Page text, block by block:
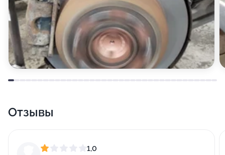
Отзывы
1,0